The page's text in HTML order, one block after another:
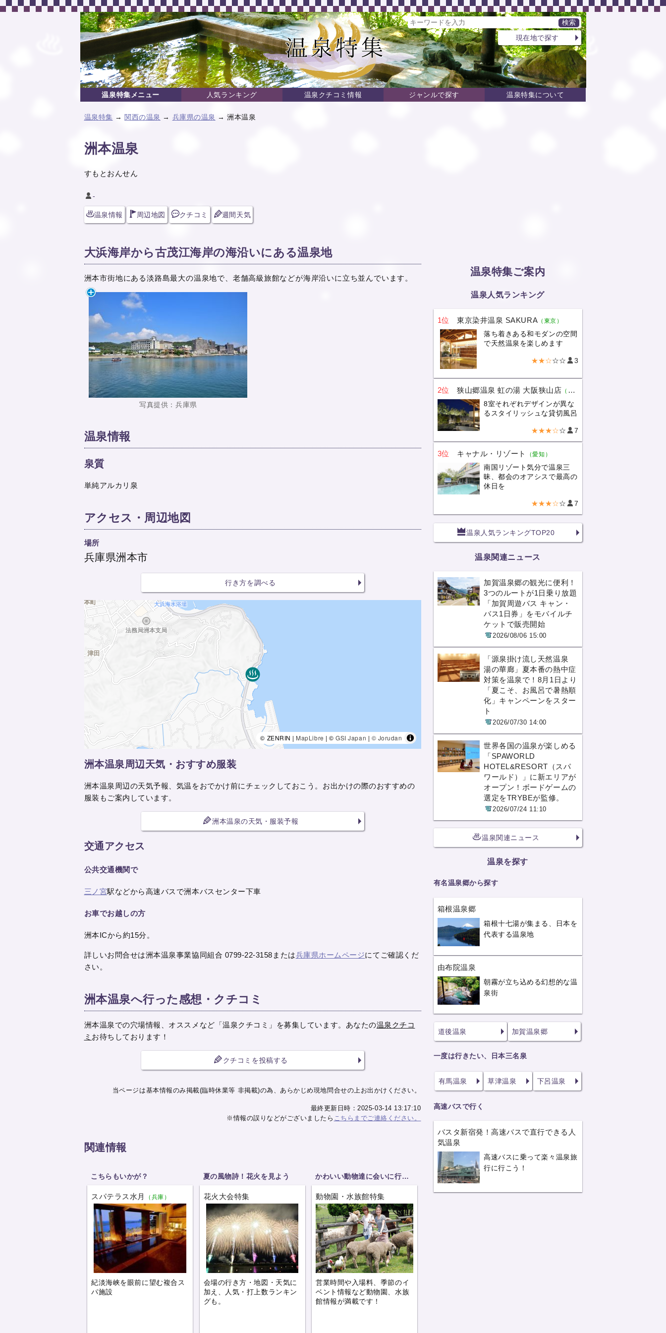
温泉特集メニュー 人気ランキング 温泉クチコミ情報 ジャンルで探す 温泉特集について
現在地で探す
温泉特集 → 関西の温泉 → 兵庫県の温泉 → 洲本温泉
洲本温泉
すもとおんせん
-
温泉情報 周辺地図 クチコミ 週間天気
大浜海岸から古茂江海岸の海沿いにある温泉地
洲本市街地にある淡路島最大の温泉地で、老舗高級旅館などが海岸沿いに立ち並んでいます。
写真提供：兵庫県
温泉情報
泉質
単純アルカリ泉
アクセス・周辺地図
場所
兵庫県洲本市
行き方を調べる
© ZENRIN | MapLibre | ©GSI Japan | © Jorudan
洲本温泉周辺天気・おすすめ服装
洲本温泉周辺の天気予報、気温をおでかけ前にチェックしておこう。お出かけの際のおすすめの
服装もご案内しています。
洲本温泉の天気・服装予報
交通アクセス
公共交通機関で
三ノ宮駅などから高速バスで洲本バスセンター下車
お車でお越しの方
洲本ICから約15分。
詳しいお問合せは洲本温泉事業協同組合 0799-22-3158または兵庫県ホームページにてご確認くだ
さい。
洲本温泉へ行った感想・クチコミ
洲本温泉での穴場情報、オススメなど「温泉クチコミ」を募集しています。あなたの温泉クチコ
ミ お待ちしております！
クチコミを投稿する
当ページは基本情報のみ掲載(臨時休業等 非掲載)の為、あらかじめ現地問合せの上お出かけください。
最終更新日時：2025-03-14 13:17:10
※情報の誤りなどがございましたら こちらまでご連絡ください。
関連情報
こちらもいかが？
スパテラス水月 （兵庫）
紀淡海峡を眼前に望む複合ス
パ施設
夏の風物詩！花火を見よう
花火大会特集
会場の行き方・地図・天気に
加え、人気・打上数ランキン
グも。
かわいい動物達に会いに行こう
動物園・水族館特集
営業時間や入場料、季節のイ
ベント情報など動物園、水族
館情報が満載です！
温泉特集ご案内
温泉人気ランキング
1位 東京染井温泉 SAKURA （東京）
落ち着きある和モダンの空間
で天然温泉を楽しめます
★★☆☆☆ 3
2位 狭山郷温泉 虹の湯 大阪狭山店 （大阪）
8室それぞれデザインが異な
るスタイリッシュな貸切風呂
★★★☆☆ 7
3位 キャナル・リゾート （愛知）
南国リゾート気分で温泉三
昧、都会のオアシスで最高の
休日を
★★★☆☆ 7
温泉人気ランキングTOP20
温泉関連ニュース
加賀温泉郷の観光に便利！
3つのルートが1日乗り放題
「加賀周遊バス キャン・
バス1日券」をモバイルチ
ケットで販売開始
2026/08/06 15:00
「源泉掛け流し天然温泉
湯の華廊」夏本番の熱中症
対策を温泉で！8月1日より
「夏こそ、お風呂で暑熱順
化」キャンペーンをスター
ト
2026/07/30 14:00
世界各国の温泉が楽しめる
「SPAWORLD
HOTEL&RESORT（スパ
ワールド）」に新エリアが
オープン！ボードゲームの
選定をTRYBEが監修。
2026/07/24 11:10
温泉関連ニュース
温泉を探す
有名温泉郷から探す
箱根温泉郷
箱根十七湯が集まる、日本を
代表する温泉地
由布院温泉
朝霧が立ち込める幻想的な温
泉街
道後温泉 加賀温泉郷
一度は行きたい、日本三名泉
有馬温泉 草津温泉 下呂温泉
高速バスで行く
バスタ新宿発！高速バスで直行できる人
気温泉
高速バスに乗って楽々温泉旅
行に行こう！